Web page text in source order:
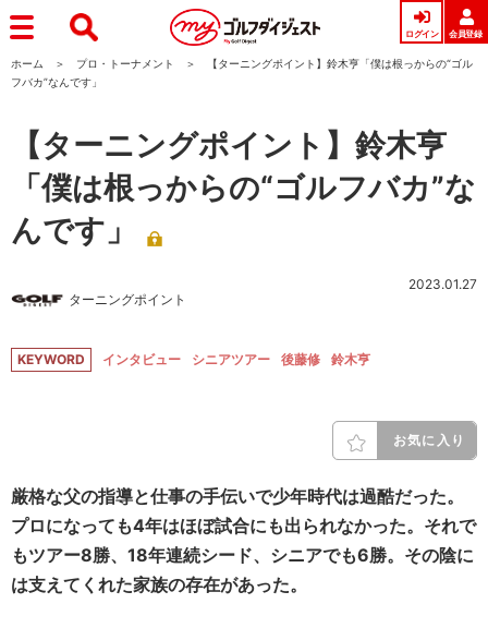
ログイン 会員登録
ホーム プロ・トーナメント
【ターニングポイント】鈴木亨「僕は根っからの“ゴル
フバカ”なんです」
【ターニングポイント】鈴木亨
「僕は根っからの“ゴルフバカ”な
んです」
ターニングポイント
2023.01.27
KEYWORD インタビュー シニアツアー 後藤修 鈴木亨
お気に入り
厳格な父の指導と仕事の手伝いで少年時代は過酷だった。
プロになっても4年はほぼ試合にも出られなかった。それで
もツアー8勝、18年連続シード、シニアでも6勝。その陰に
は支えてくれた家族の存在があった。